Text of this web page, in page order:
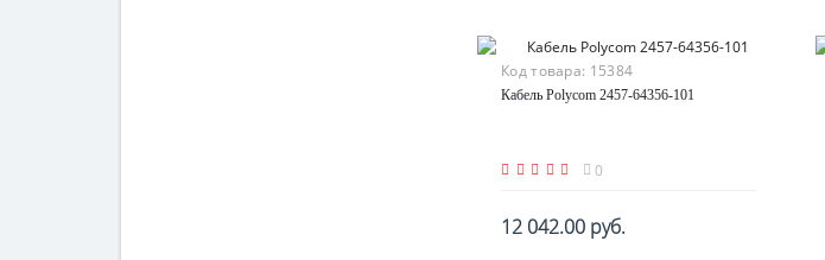
Код товара: 15384
Кабель Polycom 2457-64356-101
0
12 042.00 руб.